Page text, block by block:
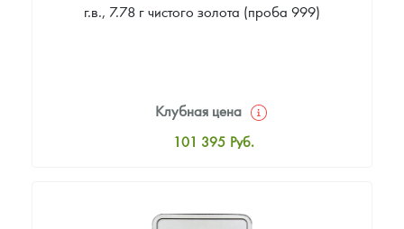
г.в., 7.78 г чистого золота (проба 999)
Клубная цена
101 395 Руб.
Цена выкупа